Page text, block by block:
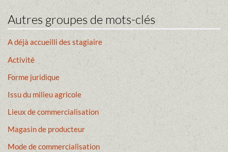
Autres groupes de mots-clés
A déjà accueilli des stagiaire
Activité
Forme juridique
Issu du milieu agricole
Lieux de commercialisation
Magasin de producteur
Mode de commercialisation